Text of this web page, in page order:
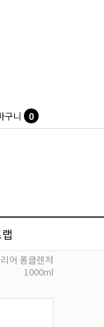
구니 0
어 폼클렌저
1000ml